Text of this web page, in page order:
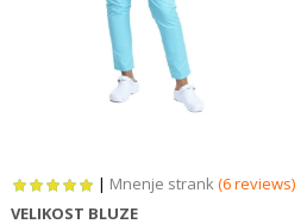
| Mnenje strank(6 reviews)
VELIKOST BLUZE